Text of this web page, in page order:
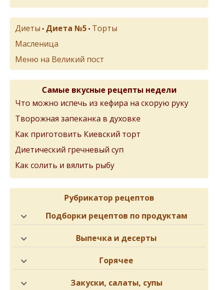
Диеты • Диета №5 • Торты
Масленица
Меню на Великий пост
Самые вкусные рецепты недели
Что можно испечь из кефира на скорую руку
Творожная запеканка в духовке
Как приготовить Киевский торт
Диетический гречневый суп
Как солить и вялить рыбу
Рубрикатор рецептов
Подборки рецептов по продуктам
Выпечка и десерты
Горячее
Закуски, салаты, супы